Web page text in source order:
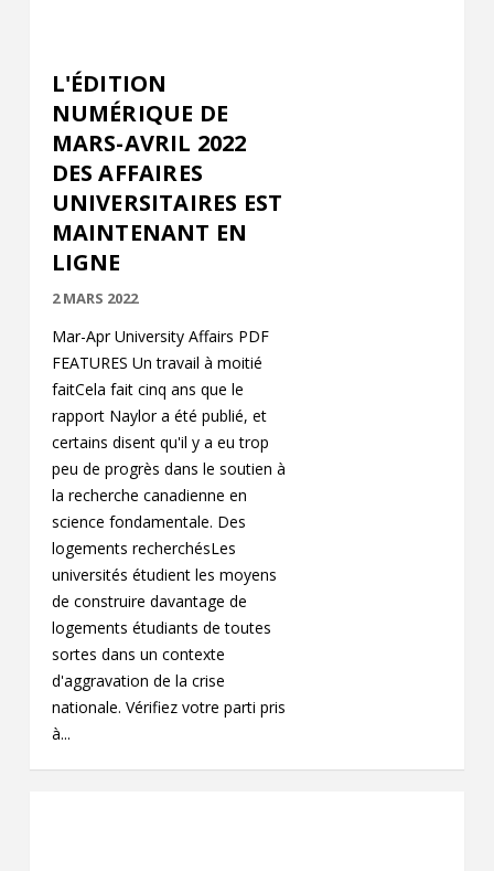
L'ÉDITION
NUMÉRIQUE DE
MARS-AVRIL 2022
DES AFFAIRES
UNIVERSITAIRES EST
MAINTENANT EN
LIGNE
2 MARS 2022
Mar-Apr University Affairs PDF
FEATURES Un travail à moitié
faitCela fait cinq ans que le
rapport Naylor a été publié, et
certains disent qu'il y a eu trop
peu de progrès dans le soutien à
la recherche canadienne en
science fondamentale. Des
logements recherchésLes
universités étudient les moyens
de construire davantage de
logements étudiants de toutes
sortes dans un contexte
d'aggravation de la crise
nationale. Vérifiez votre parti pris
à...